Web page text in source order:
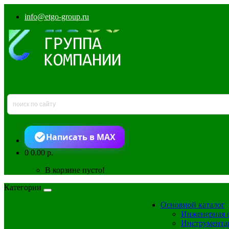
info@etgo-group.ru
Написать в MAX
00.00 р.
В корзине пусто!
Категории
Основной каталог
Инженерная